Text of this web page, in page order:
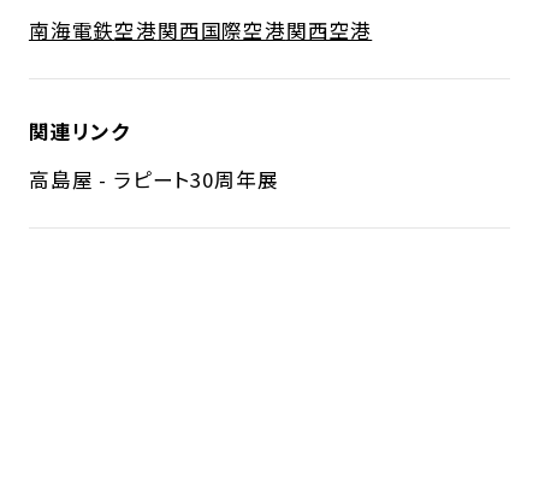
南海電鉄空港関西国際空港関西空港
関連リンク
高島屋 - ラピート30周年展